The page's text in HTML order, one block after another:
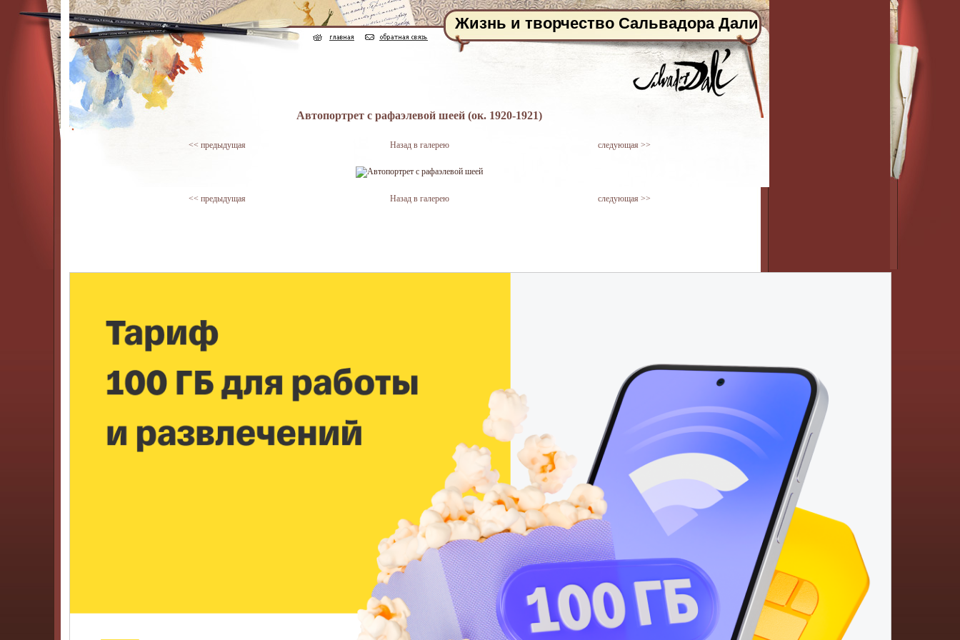
Жизнь и творчество Сальвадора Дали
Автопортрет с рафаэлевой шеей (ок. 1920-1921)
<< предыдущая Назад в галерею следующая >>
<< предыдущая Назад в галерею следующая >>